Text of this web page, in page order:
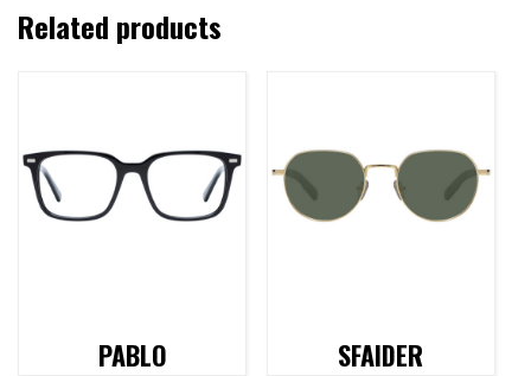
Related products
PABLO SFAIDER